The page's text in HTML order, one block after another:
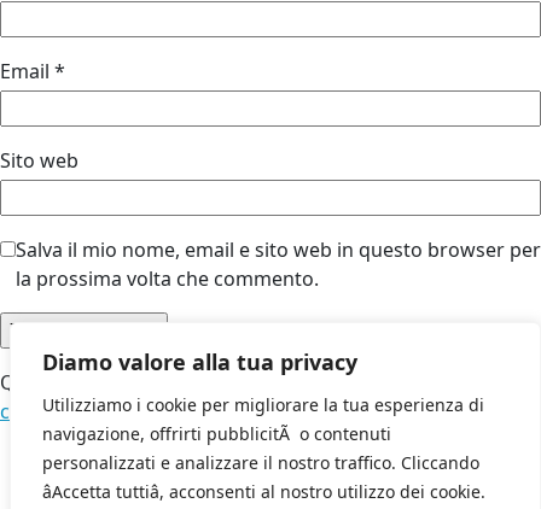
Diamo valore alla tua privacy
Utilizziamo i cookie per migliorare la tua esperienza di
navigazione, offrirti pubblicitÃ o contenuti
personalizzati e analizzare il nostro traffico. Cliccando
âAccetta tuttiâ, acconsenti al nostro utilizzo dei cookie.
Email *
Sito web
Salva il mio nome, email e sito web in questo browser per
la prossima volta che commento.
Questo sito utilizza Akismet per ridurre lo spam.
come vengono elaborati i dati derivati dai commenti.
laopinione.com